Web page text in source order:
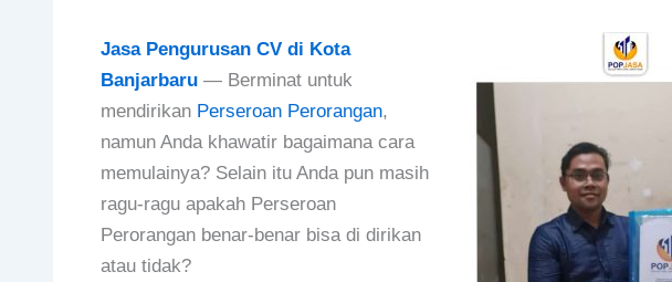
Jasa Pengurusan CV di Kota
Banjarbaru — Berminat untuk
mendirikan Perseroan Perorangan,
namun Anda khawatir bagaimana cara
memulainya? Selain itu Anda pun masih
ragu-ragu apakah Perseroan
Perorangan benar-benar bisa di dirikan
atau tidak?